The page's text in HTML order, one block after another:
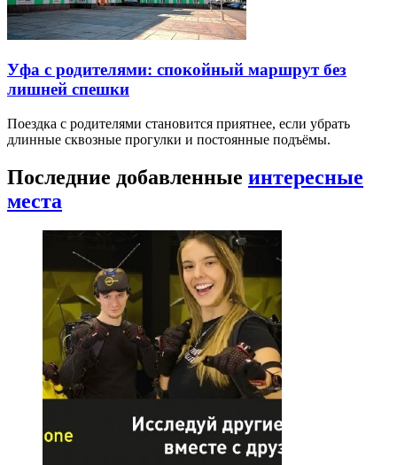
Уфа с родителями: спокойный маршрут без
лишней спешки
Поездка с родителями становится приятнее, если убрать
длинные сквозные прогулки и постоянные подъёмы.
Последние добавленные интересные
места